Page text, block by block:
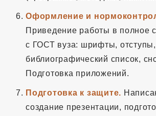
Оформление и
Приведение работы в полное
с ГОСТ вуза: шрифты,
библиографический список,
Подготовка приложений.
Подготовка к защите.
создание презентации,